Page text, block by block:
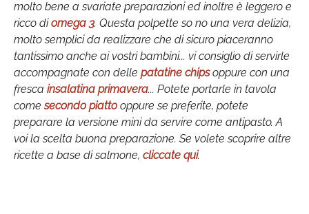
molto bene a svariate preparazioni ed inoltre è leggero e
ricco diomega 3. Questa polpette so no una vera delizia,
molto semplici da realizzare che di sicuro piaceranno
tantissimo anche ai vostri bambini... vi consiglio di servirle
accompagnate con delle patatine chipsoppure con una
fresca insalatina primavera... Potete portarle in tavola
comesecondo piattooppure se preferite, potete
preparare la versione mini da servire come antipasto. A
voi la scelta buona preparazione. Se volete scoprire altre
ricette a base di salmone, cliccate qui.